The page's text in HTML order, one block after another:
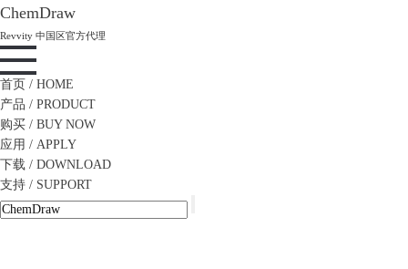
ChemDraw
Revvity 中国区官方代理
首页 / HOME
产品 / PRODUCT
购买 / BUY NOW
应用 / APPLY
下载 / DOWNLOAD
支持 / SUPPORT